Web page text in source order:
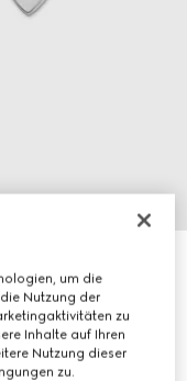
um die
Nutzung der
zu
Inhalte auf Ihren
Nutzung dieser
zu.